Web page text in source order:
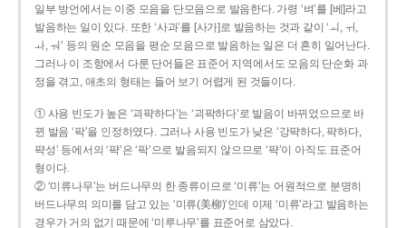
일부 방언에서는 이중 모음을 단모음으로 발음한다. 가령 ‘벼’를 [베]라고
발음하는 일이 있다. 또한 ‘사과’를 [사가]로 발음하는 것과 같이 ‘ㅚ, ㅟ,
ㅘ, ㅝ’ 등의 원순 모음을 평순 모음으로 발음하는 일은 더 흔히 일어난다.
그러나 이 조항에서 다룬 단어들은 표준어 지역에서도 모음의 단순화 과
정을 겪고, 애초의 형태는 들어 보기 어렵게 된 것들이다.
① 사용 빈도가 높은 ‘괴퍅하다’는 ‘괴팍하다’로 발음이 바뀌었으므로 바
뀐 발음 ‘팍’을 인정하였다. 그러나 사용 빈도가 낮은 ‘강퍅하다, 퍅하다,
퍅성’ 등에서의 ‘퍅’은 ‘팍’으로 발음되지 않으므로 ‘퍅’이 아직도 표준어
형이다.
② ‘미류나무’는 버드나무의 한 종류이므로 ‘미류’는 어원적으로 분명히
버드나무의 의미를 담고 있는 ‘미류(美柳)’인데 이제 ‘미류’라고 발음하는
경우가 거의 없기 때문에 ‘미루나무’를 표준어로 삼았다.